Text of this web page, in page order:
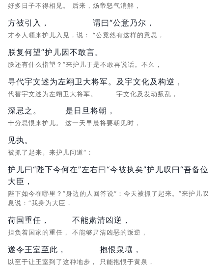
好多日子不得相见。 后来，炀帝怒气消解，
方被引入，
才令人领来护儿入见，说：
谓曰“公意乃尔，
“公竟然有这样的意思，
朕复何望”护儿因不敢言。
朕还有什么指望？”来护儿于是不敢再说话。不久，
寻代宇文述为左翊卫大将军。
代替宇文述为左翊卫大将军。
及宇文化及构逆，
宇文化及发动叛乱，
深忌之。
十分忌恨来护儿。
是日旦将朝，
这一天早晨将要朝见时，
见执。
被抓了起来。来护儿问道“：
护儿曰“陛下今何在”左右曰“今被执矣”护儿叹曰“吾备位
大臣，
陛下如今在哪里？”身边的人回答说“：今天被抓了起来。”来护儿叹
息说：“我身为大臣，
荷国重任，
担负着国家的重任，
不能肃清凶逆，
不能够肃清凶恶的叛逆，
遂令王室至此，
以至于让王室到了这种地步，
抱恨泉壤，
只能抱恨于黄泉，